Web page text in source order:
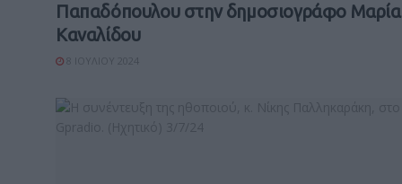
Παπαδόπουλου στην δημοσιογράφο Μαρία
Καναλίδου
8 ΙΟΥΛΊΟΥ 2024